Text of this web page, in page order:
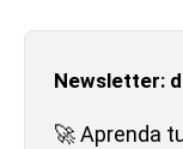
Newsletter:
🚀 Aprenda